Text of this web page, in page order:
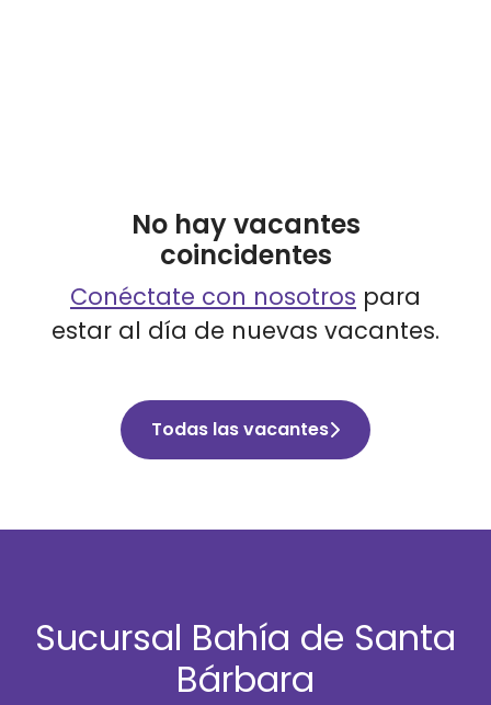
No hay vacantes
coincidentes
Conéctate con nosotros para
estar al día de nuevas vacantes.
Todas las vacantes
Sucursal Bahía de Santa
Bárbara